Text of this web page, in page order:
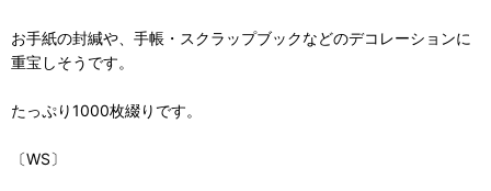
お手紙の封緘や、手帳・スクラップブックなどのデコレーションに
重宝しそうです。
たっぷり1000枚綴りです。
〔WS〕